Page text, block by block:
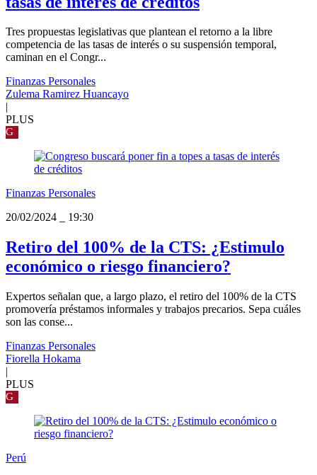
Tres propuestas legislativas que plantean el retorno a la libre
competencia de las tasas de interés o su suspensión temporal,
caminan en el Congr...
Finanzas Personales
Zulema Ramirez Huancayo
PLUS
G
Finanzas Personales
20/02/2024
19:30
Retiro del 100% de la CTS: ¿Estimulo
económico o riesgo financiero?
Expertos señalan que, a largo plazo, el retiro del 100% de la CTS
promovería préstamos informales y trabajos precarios. Sepa cuáles
son las conse...
Finanzas Personales
Fiorella Hokama
|
PLUS
G
Perú